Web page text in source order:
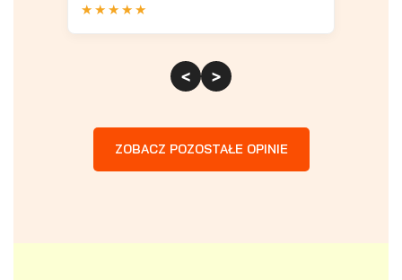
★ ★ ★ ★ ★
< >
ZOBACZ POZOSTAŁE OPINIE